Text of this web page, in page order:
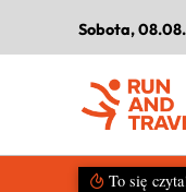
Sobota,
To się